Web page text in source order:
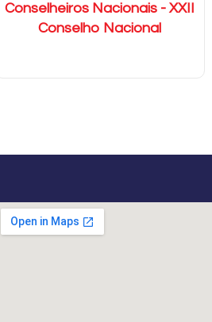
Conselheiros Nacionais - XXII
Conselho Nacional